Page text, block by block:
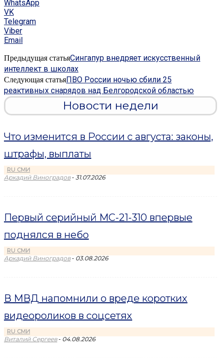
WhatsApp
VK
Telegram
Viber
Email
Предыдущая статьяСингапур внедряет искусственный
интеллект в школах
Следующая статьяПВО России ночью сбили 25
реактивных снарядов над Белгородской областью
Новости недели
Что изменится в России с августа: законы,
штрафы, выплаты
RU СМИ
Аркадий Виноградов - 31.07.2026
Первый серийный МС-21-310 впервые
поднялся в небо
RU СМИ
Аркадий Виноградов - 03.08.2026
В МВД напомнили о вреде коротких
видеороликов в соцсетях
RU СМИ
Виталий Сергеев - 04.08.2026